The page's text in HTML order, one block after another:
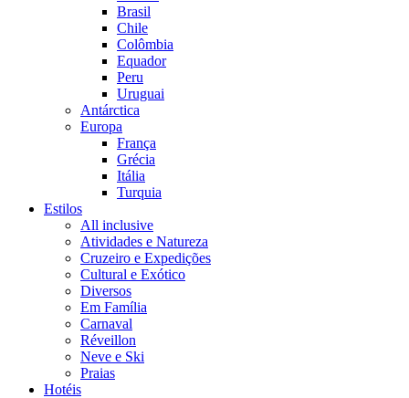
Brasil
Chile
Colômbia
Equador
Peru
Uruguai
Antárctica
Europa
França
Grécia
Itália
Turquia
Estilos
All inclusive
Atividades e Natureza
Cruzeiro e Expedições
Cultural e Exótico
Diversos
Em Família
Carnaval
Réveillon
Neve e Ski
Praias
Hotéis